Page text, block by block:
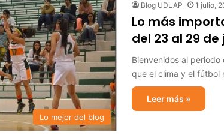
Lo mejor del blog
Blog UDLAP 1 julio,
Lo más
del 23 al 29 de
Bienvenidos al periodo
que el clima y el fútbol
Leer más »